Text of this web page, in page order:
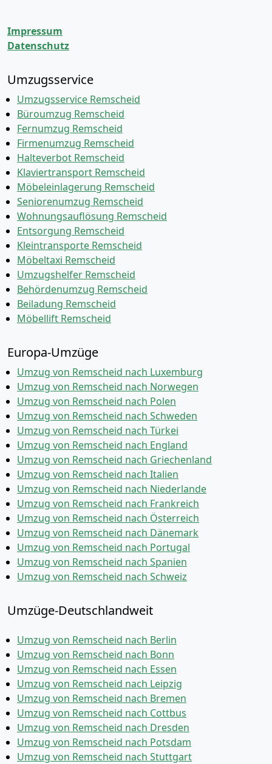
Impressum
Datenschutz
Umzugsservice
Umzugsservice Remscheid
Büroumzug Remscheid
Fernumzug Remscheid
Firmenumzug Remscheid
Halteverbot Remscheid
Klaviertransport Remscheid
Möbeleinlagerung Remscheid
Seniorenumzug Remscheid
Wohnungsauflösung Remscheid
Entsorgung Remscheid
Kleintransporte Remscheid
Möbeltaxi Remscheid
Umzugshelfer Remscheid
Behördenumzug Remscheid
Beiladung Remscheid
Möbellift Remscheid
Europa-Umzüge
Umzug von Remscheid nach Luxemburg
Umzug von Remscheid nach Norwegen
Umzug von Remscheid nach Polen
Umzug von Remscheid nach Schweden
Umzug von Remscheid nach Türkei
Umzug von Remscheid nach England
Umzug von Remscheid nach Griechenland
Umzug von Remscheid nach Italien
Umzug von Remscheid nach Niederlande
Umzug von Remscheid nach Frankreich
Umzug von Remscheid nach Österreich
Umzug von Remscheid nach Dänemark
Umzug von Remscheid nach Portugal
Umzug von Remscheid nach Spanien
Umzug von Remscheid nach Schweiz
Umzüge-Deutschlandweit
Umzug von Remscheid nach Berlin
Umzug von Remscheid nach Bonn
Umzug von Remscheid nach Essen
Umzug von Remscheid nach Leipzig
Umzug von Remscheid nach Bremen
Umzug von Remscheid nach Cottbus
Umzug von Remscheid nach Dresden
Umzug von Remscheid nach Potsdam
Umzug von Remscheid nach Stuttgart